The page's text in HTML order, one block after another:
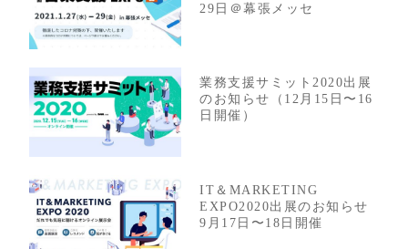
29日＠幕張メッセ
業務支援サミット2020出展
のお知らせ（12月15日〜16
日開催）
IT＆MARKETING
EXPO2020出展のお知らせ
9月17日〜18日開催